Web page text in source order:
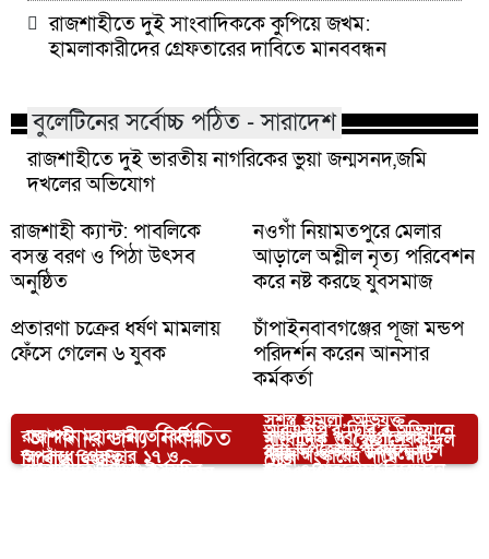
রাজশাহীতে দুই সাংবাদিককে কুপিয়ে জখম:
হামলাকারীদের গ্রেফতারের দাবিতে মানববন্ধন
বুলেটিনের সর্বোচ্চ পঠিত - সারাদেশ
রাজশাহীতে দুই ভারতীয় নাগরিকের ভুয়া জন্মসনদ,জমি
দখলের অভিযোগ
রাজশাহী ক্যান্ট: পাবলিকে
বসন্ত বরণ ও পিঠা উৎসব
অনুষ্ঠিত
নওগাঁ নিয়ামতপুরে মেলার
আড়ালে অশ্লীল নৃত্য পরিবেশন
করে নষ্ট করছে যুবসমাজ
প্রতারণা চক্রের ধর্ষণ মামলায়
ফেঁসে গেলেন ৬ যুবক
চাঁপাইনবাবগঞ্জের পূজা মন্ডপ
পরিদর্শন করেন আনসার
কর্মকর্তা
আপনার জন্য নির্বাচিত
নিখোঁজ বিজ্ঞপ্তি:
সশস্ত্র হামলা, অভিযুক্ত
সাংবাদিক ও স্বেচ্ছাসেবক দল
নেতা
রাজশাহী মহানগরীতে বিভিন্ন
অপরাধে গ্রেফতার ১৭ ও
রাজশাহীর পবা উপজেলায়
পুকুর সংস্কারের নামে মাটি
ঢোলবাদক ‌বিনয়বাঁশী জলদাস
রমজান ও ঈদ উপলক্ষ্যে
আরএমপি’র সতর্কতামূলক
রাজশাহীতে বিভিন্ন কর্মসূচির
আরএমপি’র ডিবি’র অভিযানে
পবা উপজেলা পরিষদে গুলি
ছুড়ে ও হাতবোমা বিস্ফোরন